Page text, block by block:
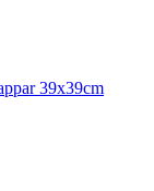
39x39cm